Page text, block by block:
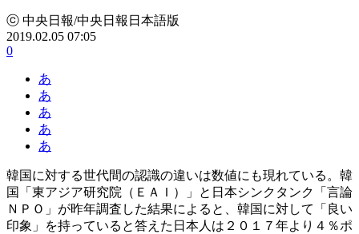
ⓒ 中央日報/中央日報日本語版
2019.02.05 07:05
0
あ
あ
あ
あ
あ
韓国に対する世代間の認識の違いは数値にも現れている。韓
国「東アジア研究院（ＥＡＩ）」と日本シンクタンク「言論
ＮＰＯ」が昨年調査した結果によると、韓国に対して「良い
印象」を持っていると答えた日本人は２０１７年より４％ポ